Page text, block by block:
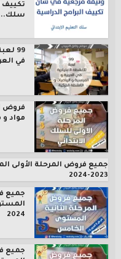
تكييف
99
في
فروض
مواد
جميع فروض المرحلة الأولى
2023-2024
جميع
2024
جميع